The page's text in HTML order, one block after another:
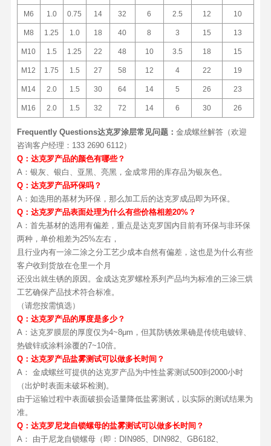
M6 1.0 0.75 14 32 6 2.5 12 10
M8 1.25 1.0 18 40 8 3 15 13
M10 1.5 1.25 22 48 10 3.5 18 15
M12 1.75 1.5 27 58 12 4 22 19
M14 2.0 1.5 30 64 14 5 26 23
M16 2.0 1.5 32 72 14 6 30 26
Frequently Questions达克罗涂层常见问题： 金成螺丝解答（欢迎
咨询客户经理：133 2690 6112）
Q： 达克罗产品的颜色有哪些？
A：银灰、银白、亚黑、亮黑，金成常用的库存品为银灰色。
Q： 达克罗产品环保吗？
A：如选用的基材为环保，那么加工后的达克罗成品即为环保。
Q： 达克罗产品表面处理为什么有些价格相差20%？
A：首先基材的选用有偏差，重点是达克罗国内目前有环保与非环保
两种，单价相差为25%左右，
且行业内有一涂二涂之分工艺少成本自然有偏差，这也是为什么有些
客户收到货放在仓里一个月
还没出就生锈的原因。金成达克罗螺栓系列产品均为标准的三涂三烘
工艺确保产品技术符合标准。
（请您按需慎选）
Q：达克罗产品的厚度是多少？
A：达克罗膜层的厚度仅为4~8μm，但其防锈效果确是传统电镀锌、
热镀锌或涂料涂覆的7~10倍。
Q：达克罗产品盐雾测试可以做多长时间？
A： 金成螺丝可提供的达克罗产品为中性盐雾测试500到2000小时
（出炉时表面未破坏检测)。
由于运输过程中表面破损会适量降低盐雾测试，以实际的测试结果为
准。
Q：达克罗尼龙自锁螺母的盐雾测试可以做多长时间？
A： 由于尼龙自锁螺母（即：DIN985、DIN982、GB6182、